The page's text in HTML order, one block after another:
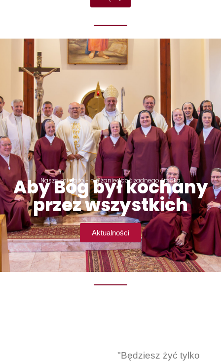
Nasza misja to - nie zaniedbać żadnego środka
Aby Bóg był kochany
przez wszystkich
Aktualności
"Będziesz żyć tylko